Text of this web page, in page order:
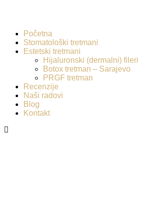
Početna
Stomatološki tretmani
Estetski tretmani
Hijaluronski (dermalni) fileri
Botox tretman – Sarajevo
PRGF tretman
Recenzije
Naši radovi
Blog
Kontakt